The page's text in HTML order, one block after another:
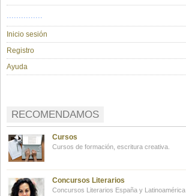
...............
Inicio sesión
Registro
Ayuda
RECOMENDAMOS
Cursos
Cursos de formación, escritura creativa.
Concursos Literarios
Concursos Literarios España y Latinoamérica